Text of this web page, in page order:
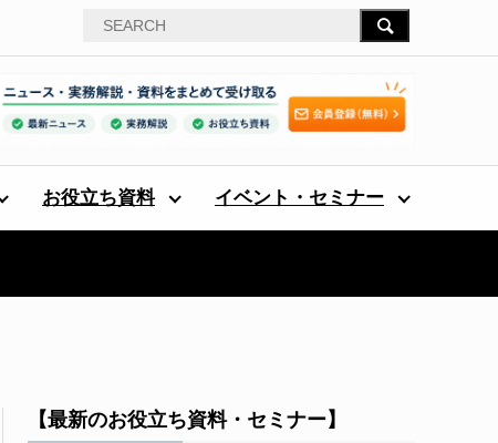
お役立ち資料 イベント・セミナー
【最新のお役立ち資料・セミナー】